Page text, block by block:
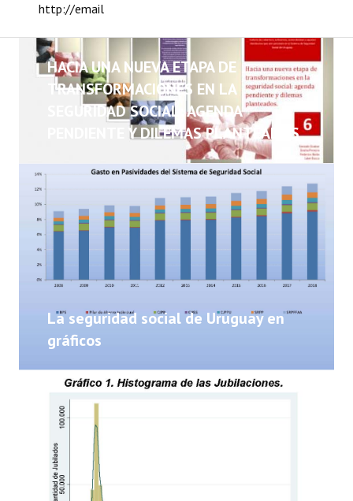
http://email
INSTITUCIONAL
NOTICIAS
HACIA UNA NUEVA ETAPA DE
TRANSFORMACIONES EN LA
SEGURIDAD SOCIAL: AGENDA
PENDIENTE Y DILEMAS PLANTEADOS
La seguridad social de Uruguay en
gráficos